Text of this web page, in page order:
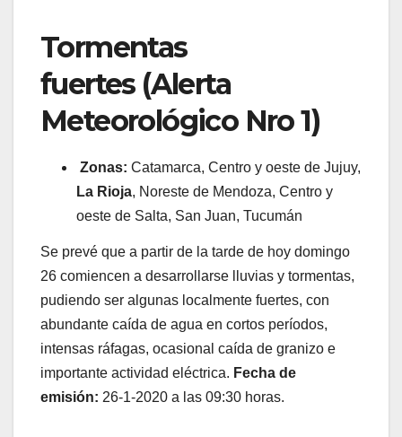
Tormentas
fuertes (Alerta
Meteorológico Nro 1)
Zonas: Catamarca, Centro y oeste de Jujuy,
La Rioja, Noreste de Mendoza, Centro y
oeste de Salta, San Juan, Tucumán
Se prevé que a partir de la tarde de hoy domingo
26 comiencen a desarrollarse lluvias y tormentas,
pudiendo ser algunas localmente fuertes, con
abundante caída de agua en cortos períodos,
intensas ráfagas, ocasional caída de granizo e
importante actividad eléctrica. Fecha de
emisión: 26-1-2020 a las 09:30 horas.